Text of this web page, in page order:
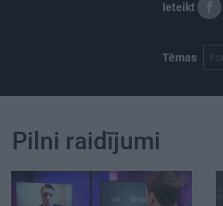
Ieteikt
Tēmas
Pilni raidījumi